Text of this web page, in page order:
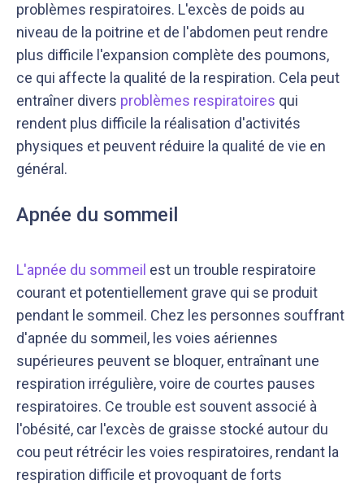
problèmes respiratoires. L'excès de poids au
niveau de la poitrine et de l'abdomen peut rendre
plus difficile l'expansion complète des poumons,
ce qui affecte la qualité de la respiration. Cela peut
entraîner divers problèmes respiratoires qui
rendent plus difficile la réalisation d'activités
physiques et peuvent réduire la qualité de vie en
général.
Apnée du sommeil
L'apnée du sommeil est un trouble respiratoire
courant et potentiellement grave qui se produit
pendant le sommeil. Chez les personnes souffrant
d'apnée du sommeil, les voies aériennes
supérieures peuvent se bloquer, entraînant une
respiration irrégulière, voire de courtes pauses
respiratoires. Ce trouble est souvent associé à
l'obésité, car l'excès de graisse stocké autour du
cou peut rétrécir les voies respiratoires, rendant la
respiration difficile et provoquant de forts